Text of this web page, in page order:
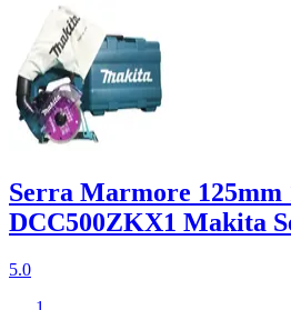
Serra Marmore 125mm
DCC500ZKX1 Makita
5.0